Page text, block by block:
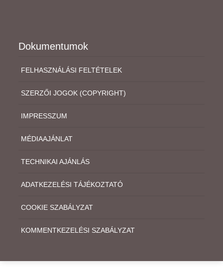
Dokumentumok
FELHASZNÁLÁSI FELTÉTELEK
SZERZŐI JOGOK (COPYRIGHT)
IMPRESSZUM
MÉDIAAJÁNLAT
TECHNIKAI AJÁNLÁS
ADATKEZELÉSI TÁJÉKOZTATÓ
COOKIE SZABÁLYZAT
KOMMENTKEZELÉSI SZABÁLYZAT